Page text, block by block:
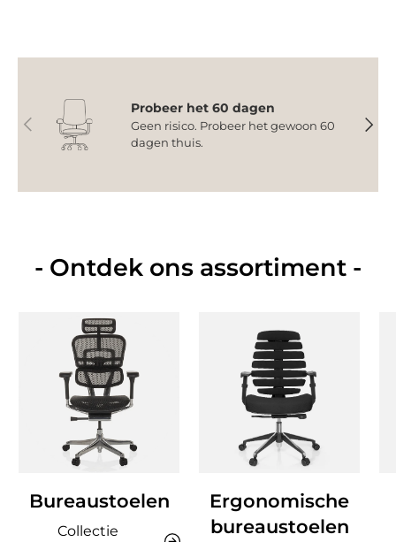
Vorige
Probeer het 60 dagen
Geen risico. Probeer het gewoon 60
dagen thuis.
- Ontdek ons assortiment -
Bureaustoelen
Collectie
Ergonomische
bureaustoelen